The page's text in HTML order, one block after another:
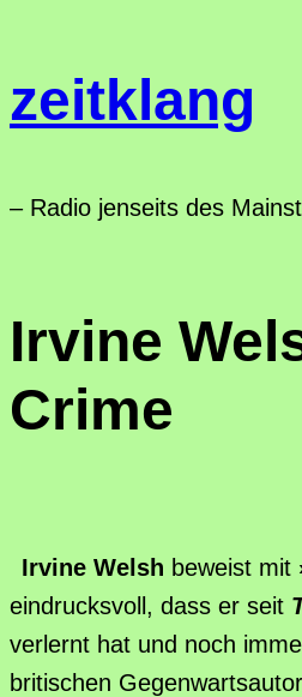
springen
zeitklang
– Radio jenseits des
Irvine
Crime
Irvine Welsh beweist mit
eindrucksvoll, dass er seit
verlernt hat und noch
britischen